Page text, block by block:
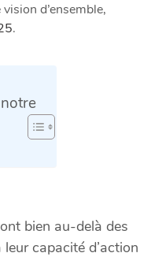
d’ensemble,
.
bien au-delà des
capacité d’action